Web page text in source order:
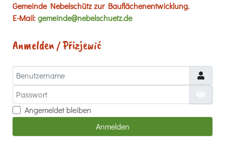
Gemeinde Nebelschütz zur Bauflächenentwicklung.
E-Mail:gemeinde@nebelschuetz.de
Anmelden / Přizjewić
Benutzername
Passwort
Angemeldet bleiben
Anmelden